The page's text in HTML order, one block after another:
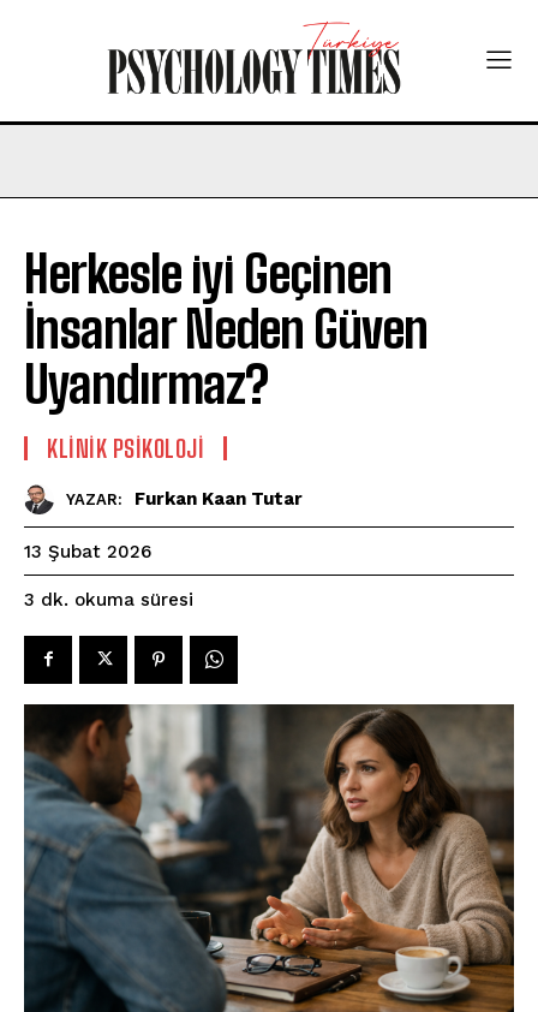
Herkesle iyi Geçinen
İnsanlar Neden Güven
Uyandırmaz?
KLINIK PSIKOLOJI
YAZAR: Furkan Kaan Tutar
13 Şubat 2026
3 dk. okuma süresi